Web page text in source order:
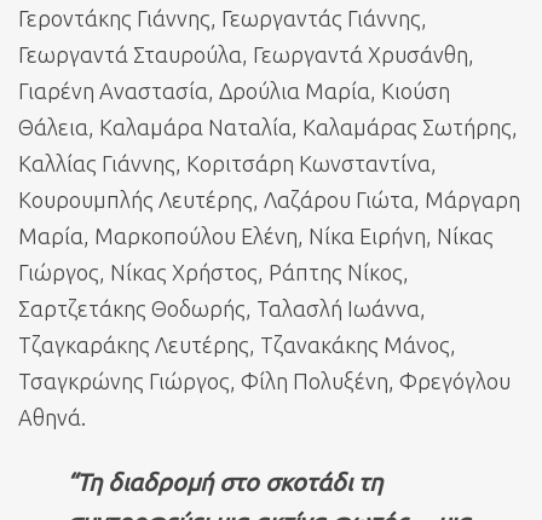
Γεροντάκης Γιάννης, Γεωργαντάς Γιάννης,
Γεωργαντά Σταυρούλα, Γεωργαντά Χρυσάνθη,
Γιαρένη Αναστασία, Δρούλια Μαρία, Κιούση
Θάλεια, Καλαμάρα Ναταλία, Καλαμάρας Σωτήρης,
Καλλίας Γιάννης, Κοριτσάρη Κωνσταντίνα,
Κουρουμπλής Λευτέρης, Λαζάρου Γιώτα, Μάργαρη
Μαρία, Μαρκοπούλου Ελένη, Νίκα Ειρήνη, Νίκας
Γιώργος, Νίκας Χρήστος, Ράπτης Νίκος,
Σαρτζετάκης Θοδωρής, Ταλασλή Ιωάννα,
Τζαγκαράκης Λευτέρης, Τζανακάκης Μάνος,
Τσαγκρώνης Γιώργος, Φίλη Πολυξένη, Φρεγόγλου
Αθηνά.
“Τη διαδρομή στο σκοτάδι τη